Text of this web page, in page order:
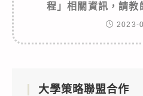
程」相關資訊，請教
2023-
大學策略聯盟合作